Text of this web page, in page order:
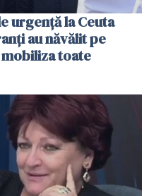
urgență la Ceuta
au năvălit pe
toate